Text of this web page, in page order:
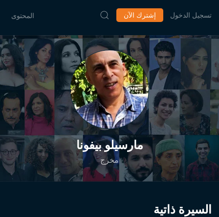
المحتوى إشترك الآن تسجيل الدخول
مارسيلو بيفونا
مخرج
السيرة ذاتية